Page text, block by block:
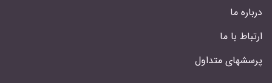
درباره ما
ارتباط با ما
پرسشهای متداول